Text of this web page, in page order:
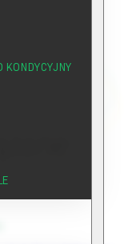
KONDYCYJNY